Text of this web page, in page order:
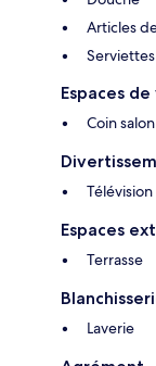
Articles
Espaces de
Coin salon
Espaces
Terrasse
Laverie